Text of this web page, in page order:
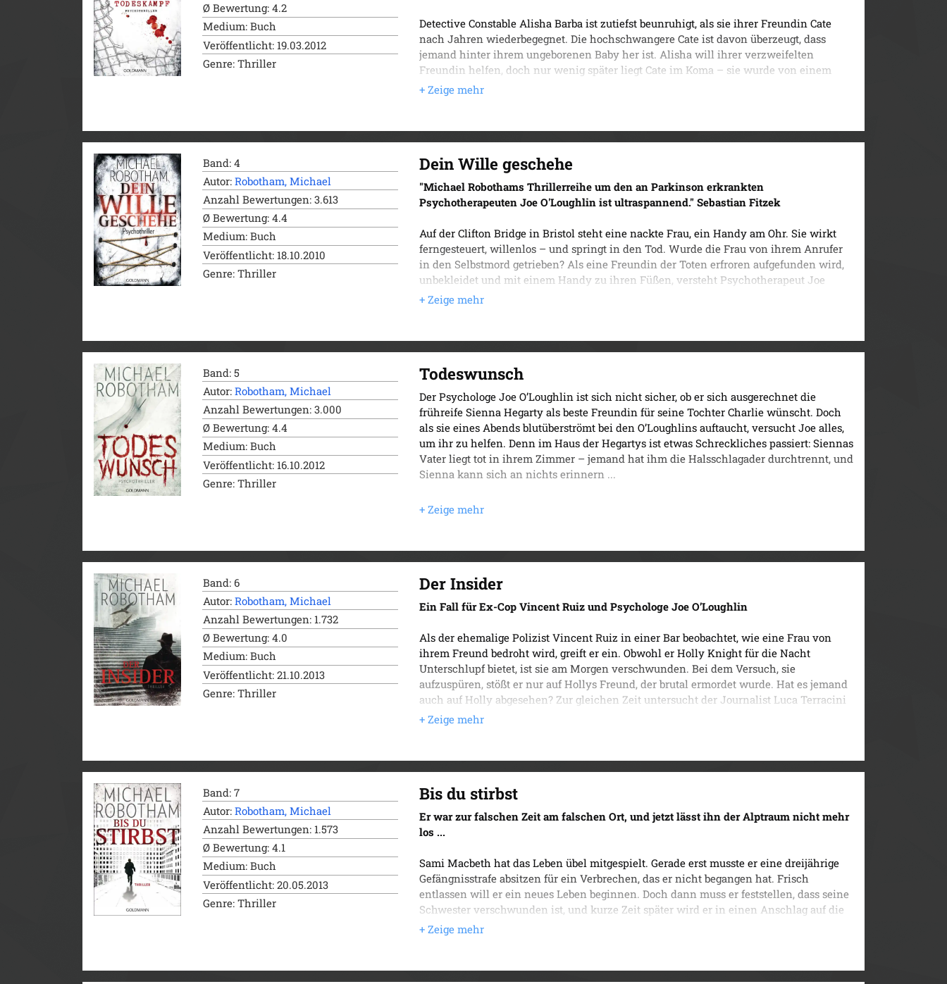
Ø Bewertung: 4.2
Medium: Buch
Veröffentlicht: 19.03.2012
Genre: Thriller
Detective Constable Alisha Barba ist zutiefst beunruhigt, als sie ihrer Freundin Cate
nach Jahren wiederbegegnet. Die hochschwangere Cate ist davon überzeugt, dass
jemand hinter ihrem ungeborenen Baby her ist. Alisha will ihrer verzweifelten
Freundin helfen, doch nur wenig später liegt Cate im Koma – sie wurde von einem
Auto angefahren. Nachdem die Polizei das Ereignis als Unfall abgehakt hat, beginnt
Alisha, auf eigene Faust zu ermitteln, und gerät in einen Sumpf aus Sex und Gewalt ...
Band: 4
Autor:Robotham, Michael
Anzahl Bewertungen: 3.613
Ø Bewertung: 4.4
Medium: Buch
Veröffentlicht: 18.10.2010
Genre: Thriller
Dein Wille geschehe
"Michael Robothams Thrillerreihe um den an Parkinson erkrankten
Psychotherapeuten Joe O'Loughlin ist ultraspannend." Sebastian Fitzek
Auf der Clifton Bridge in Bristol steht eine nackte Frau, ein Handy am Ohr. Sie wirkt
ferngesteuert, willenlos – und springt in den Tod. Wurde die Frau von ihrem Anrufer
in den Selbstmord getrieben? Als eine Freundin der Toten erfroren aufgefunden wird,
unbekleidet und mit einem Handy zu ihren Füßen, versteht Psychotherapeut Joe
O’Loughlin, dass hier ein Experte für Menschenmanipulation am Werk sein muss.
Gemeinsam mit Detective Inspector Vincent Ruiz versucht er dem „Seelenbrecher“ auf
geraten ist …
Band: 5
Autor:Robotham, Michael
Anzahl Bewertungen: 3.000
Ø Bewertung: 4.4
Medium: Buch
Veröffentlicht: 16.10.2012
Genre: Thriller
Todeswunsch
Der Psychologe Joe O’Loughlin ist sich nicht sicher, ob er sich ausgerechnet die
frühreife Sienna Hegarty als beste Freundin für seine Tochter Charlie wünscht. Doch
als sie eines Abends blutüberströmt bei den O’Loughlins auftaucht, versucht Joe alles,
um ihr zu helfen. Denn im Haus der Hegartys ist etwas Schreckliches passiert: Siennas
Vater liegt tot in ihrem Zimmer – jemand hat ihm die Halsschlagader durchtrennt, und
Sienna kann sich an nichts erinnern ...
Band: 6
Autor:Robotham, Michael
Anzahl Bewertungen: 1.732
Ø Bewertung: 4.0
Medium: Buch
Veröffentlicht: 21.10.2013
Genre: Thriller
Der Insider
Ein Fall für Ex-Cop Vincent Ruiz und Psychologe Joe O’Loughlin
Als der ehemalige Polizist Vincent Ruiz in einer Bar beobachtet, wie eine Frau von
ihrem Freund bedroht wird, greift er ein. Obwohl er Holly Knight für die Nacht
Unterschlupf bietet, ist sie am Morgen verschwunden. Bei dem Versuch, sie
aufzuspüren, stößt er nur auf Hollys Freund, der brutal ermordet wurde. Hat es jemand
auch auf Holly abgesehen? Zur gleichen Zeit untersucht der Journalist Luca Terracini
eine Serie von Banküberfällen in Bagdad – ein gefährliches Unterfangen, das ihn bis
nach London zu Vincent Ruiz und Holly Knight führt.
Band: 7
Autor:Robotham, Michael
Anzahl Bewertungen: 1.573
Ø Bewertung: 4.1
Medium: Buch
Veröffentlicht: 20.05.2013
Genre: Thriller
Bis du stirbst
Er war zur falschen Zeit am falschen Ort, und jetzt lässt ihn der Alptraum nicht mehr
los ...
Sami Macbeth hat das Leben übel mitgespielt. Gerade erst musste er eine dreijährige
Gefängnisstrafe absitzen für ein Verbrechen, das er nicht begangen hat. Frisch
entlassen will er ein neues Leben beginnen. Doch dann muss er feststellen, dass seine
Schwester verschwunden ist, und kurze Zeit später wird er in einen Anschlag auf die
Londoner U-Bahn verwickelt. Er braucht dringend Hilfe, die er bei dem ehemaligen
Polizisten Vincent Ruiz sucht. Und Ruiz macht schon bald einige interessante